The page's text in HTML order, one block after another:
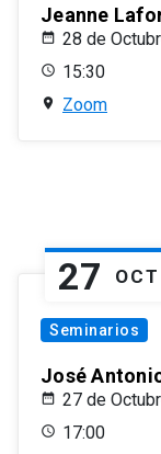
Jeanne
28 de
15:30
Zoom
27 OCT
Seminarios
José
27 de
17:00